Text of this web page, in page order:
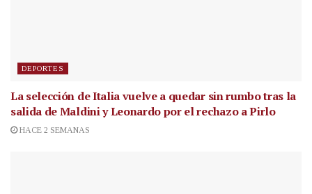
DEPORTES
La selección de Italia vuelve a quedar sin rumbo tras la
salida de Maldini y Leonardo por el rechazo a Pirlo
HACE 2 SEMANAS